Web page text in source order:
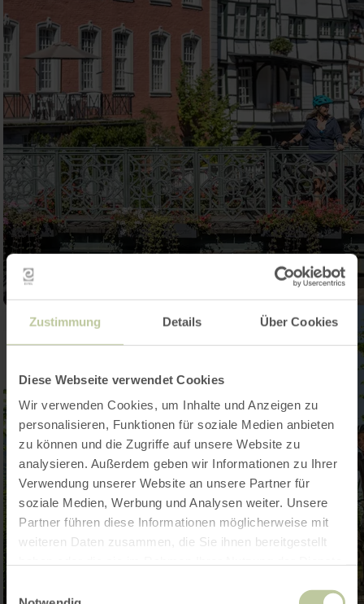
Zustimmung Details Über Cookies
Diese Webseite verwendet Cookies
Wir verwenden Cookies, um Inhalte und Anzeigen zu
personalisieren, Funktionen für soziale Medien anbieten
zu können und die Zugriffe auf unsere Website zu
analysieren. Außerdem geben wir Informationen zu Ihrer
Verwendung unserer Website an unsere Partner für
soziale Medien, Werbung und Analysen weiter. Unsere
Partner führen diese Informationen möglicherweise mit
weiteren Daten zusammen, die Sie ihnen bereitgestellt